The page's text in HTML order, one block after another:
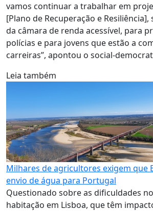
vamos continuar a trabalhar em
[Plano de Recuperação e
da câmara de renda acessível, para
polícias e para jovens que estão a
carreiras”, apontou o social-
Leia também
Milhares de agricultores exigem que
envio de água para Portugal
Questionado sobre as dificuldades
habitação em Lisboa, que têm